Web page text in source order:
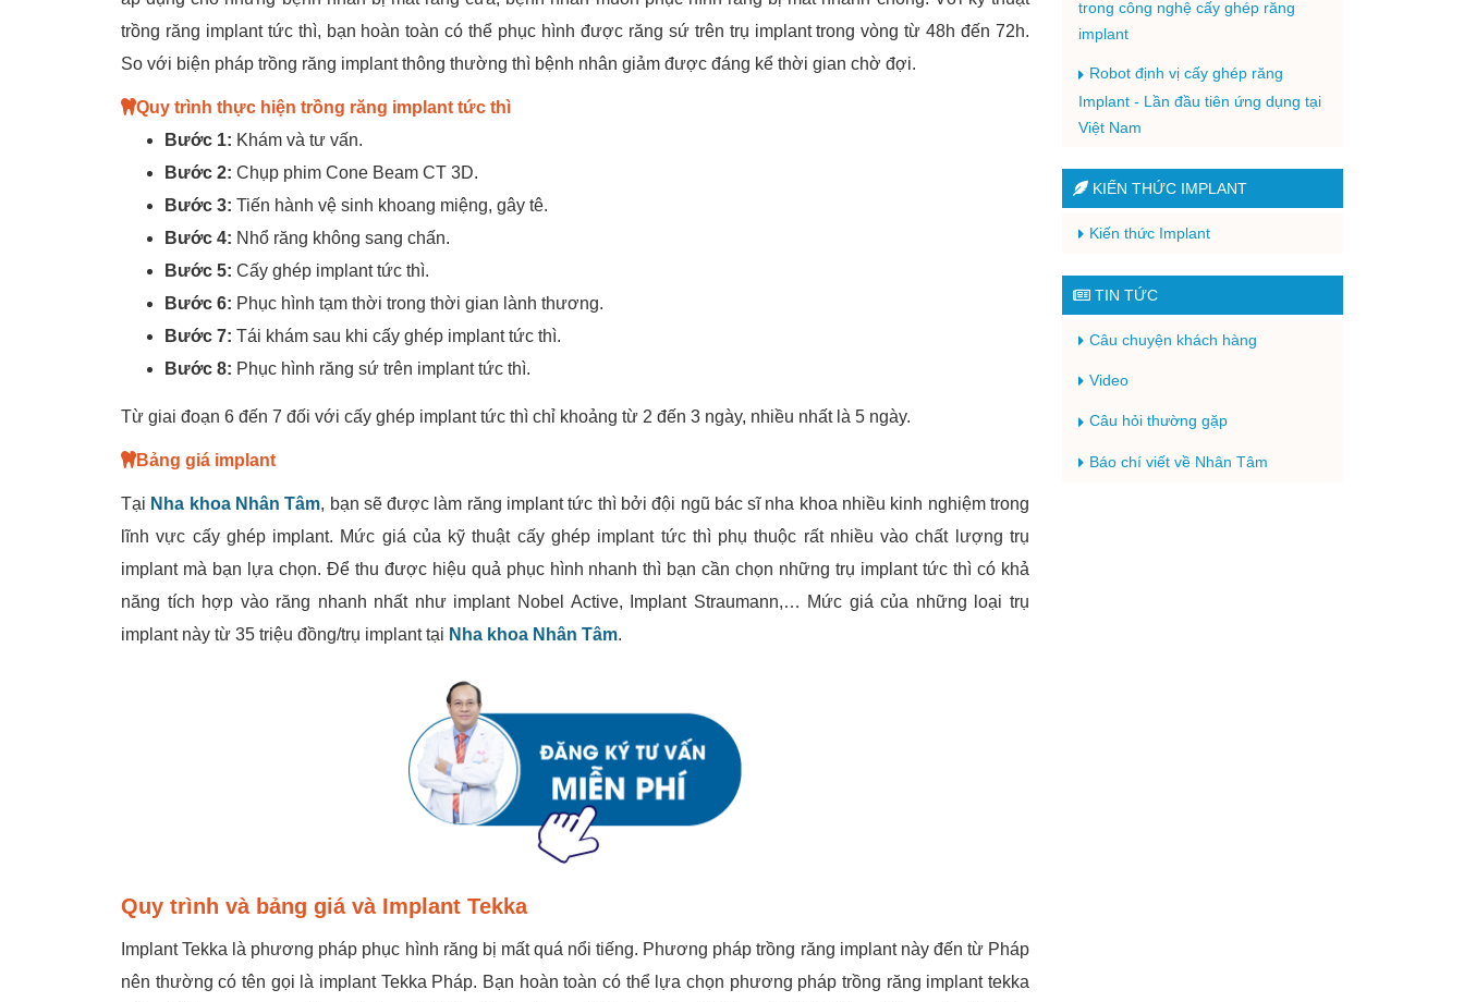
trồng răng implant tức thì, bạn hoàn toàn có thể phục hình được răng sứ trên trụ implant trong vòng từ 48h đến 72h.
So với biện pháp trồng răng implant thông thường thì bệnh nhân giảm được đáng kể thời gian chờ đợi.
Quy trình thực hiện trồng răng implant tức thì
Bước 1: Khám và tư vấn.
Bước 2: Chụp phim Cone Beam CT 3D.
Bước 3: Tiến hành vệ sinh khoang miệng, gây tê.
Bước 4: Nhổ răng không sang chấn.
Bước 5: Cấy ghép implant tức thì.
Bước 6: Phục hình tạm thời trong thời gian lành thương.
Bước 7: Tái khám sau khi cấy ghép implant tức thì.
Bước 8: Phục hình răng sứ trên implant tức thì.
Từ giai đoạn 6 đến 7 đối với cấy ghép implant tức thì chỉ khoảng từ 2 đến 3 ngày, nhiều nhất là 5 ngày.
Bảng giá implant
Tại Nha khoa Nhân Tâm, bạn sẽ được làm răng implant tức thì bởi đội ngũ bác sĩ nha khoa nhiều kinh nghiệm trong
lĩnh vực cấy ghép implant. Mức giá của kỹ thuật cấy ghép implant tức thì phụ thuộc rất nhiều vào chất lượng trụ
implant mà bạn lựa chọn. Để thu được hiệu quả phục hình nhanh thì bạn cần chọn những trụ implant tức thì có khả
năng tích hợp vào răng nhanh nhất như implant Nobel Active, Implant Straumann,… Mức giá của những loại trụ
implant này từ 35 triệu đồng/trụ implant tại Nha khoa Nhân Tâm.
Quy trình và bảng giá và Implant Tekka
Implant Tekka là phương pháp phục hình răng bị mất quá nổi tiếng. Phương pháp trồng răng implant này đến từ Pháp
nên thường có tên gọi là implant Tekka Pháp. Bạn hoàn toàn có thể lựa chọn phương pháp trồng răng implant tekka
trong công nghệ cấy ghép răng
implant
Robot định vị cấy ghép răng
Implant - Lần đầu tiên ứng dụng tại
Việt Nam
KIẾN THỨC IMPLANT
Kiến thức Implant
TIN TỨC
Câu chuyện khách hàng
Video
Câu hỏi thường gặp
Báo chí viết về Nhân Tâm